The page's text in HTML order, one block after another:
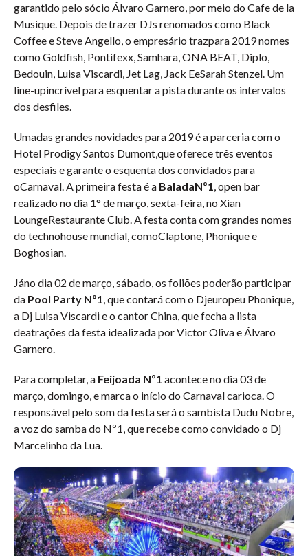
garantido pelo sócio Álvaro Garnero, por meio do Cafe de la
Musique. Depois de trazer DJs renomados como Black
Coffee e Steve Angello, o empresário trazpara 2019 nomes
como Goldfish, Pontifexx, Samhara, ONA BEAT, Diplo,
Bedouin, Luisa Viscardi, Jet Lag, Jack EeSarah Stenzel. Um
line-upincrível para esquentar a pista durante os intervalos
dos desfiles.
Umadas grandes novidades para 2019 é a parceria com o
Hotel Prodigy Santos Dumont,que oferece três eventos
especiais e garante o esquenta dos convidados para
oCarnaval. A primeira festa é a BaladaNº1, open bar
realizado no dia 1° de março, sexta-feira, no Xian
LoungeRestaurante Club. A festa conta com grandes nomes
do technohouse mundial, comoClaptone, Phonique e
Boghosian.
Jáno dia 02 de março, sábado, os foliões poderão participar
da Pool Party Nº1, que contará com o Djeuropeu Phonique,
a Dj Luisa Viscardi e o cantor China, que fecha a lista
deatrações da festa idealizada por Victor Oliva e Álvaro
Garnero.
Para completar, a Feijoada Nº1 acontece no dia 03 de
março, domingo, e marca o início do Carnaval carioca. O
responsável pelo som da festa será o sambista Dudu Nobre,
a voz do samba do Nº1, que recebe como convidado o Dj
Marcelinho da Lua.